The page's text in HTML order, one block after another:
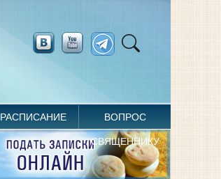
РАСПИСАНИЕ ВОПРОС
СВЯЩЕННИКУ